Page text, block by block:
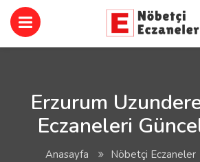
Erzurum
Eczaneleri
Anasayfa Nöbetçi Eczaneler